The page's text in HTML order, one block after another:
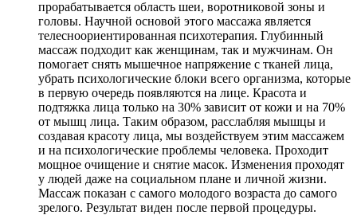
прорабатывается область шеи, воротниковой зоны и
головы. Научной основой этого массажа является
телесноориентированная психотерапия. Глубинный
массаж подходит как женщинам, так и мужчинам. Он
помогает снять мышечное напряжение с тканей лица,
убрать психологические блоки всего организма, которые
в первую очередь появляются на лице. Красота и
подтяжка лица только на 30% зависит от кожи и на 70%
от мышц лица. Таким образом, расслабляя мышцы и
создавая красоту лица, мы воздействуем этим массажем
и на психологические проблемы человека. Проходит
мощное очищение и снятие масок. Изменения проходят
у людей даже на социальном плане и личной жизни.
Массаж показан с самого молодого возраста до самого
зрелого. Результат виден после первой процедуры.